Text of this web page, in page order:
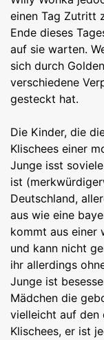
einen Tag Zutritt
Ende dieses
auf sie warten.
sich durch
verschiedene
gesteckt hat.
Die Kinder, die
Klischees einer
Junge isst
ist
Deutschland,
aus wie eine
kommt aus einer
und kann nicht
ihr allerdings
Junge ist
Mädchen die
vielleicht auf den
Klischees, er ist